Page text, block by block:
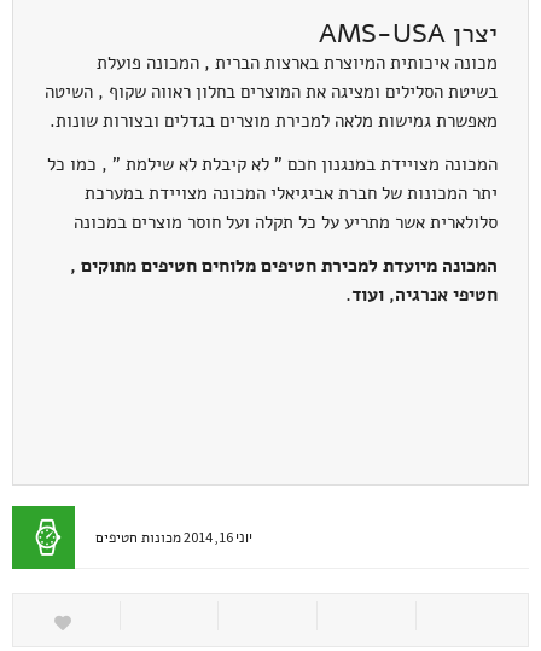
יצרן AMS-USA
מכונה איכותית המיוצרת בארצות הברית , המכונה פועלת
בשיטת הסלילים ומציגה את המוצרים בחלון ראווה שקוף , השיטה
מאפשרת גמישות מלאה למכירת מוצרים בגדלים ובצורות שונות.
המכונה מצויידת במנגנון חכם " לא קיבלת לא שילמת " , כמו כל
יתר המכונות של חברת אביגיאלי המכונה מצויידת במערכת
סלולארית אשר מתריע על כל תקלה ועל חוסר מוצרים במכונה
המכונה מיועדת למכירת חטיפים מלוחים חטיפים מתוקים ,
חטיפי אנרגיה, ועוד.
יוני 16, 2014 מכונות חטיפים